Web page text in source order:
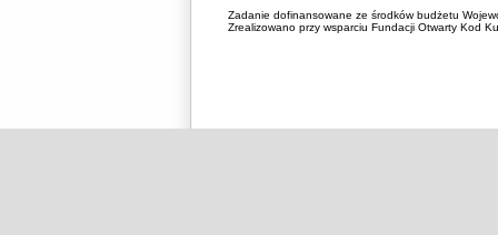
Zadanie dofinansowane ze środków budżetu
Zrealizowano przy wsparciu Fundacji Otwarty Kod